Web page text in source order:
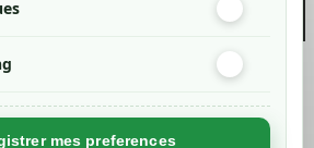
mes preferences
byNageoconcept